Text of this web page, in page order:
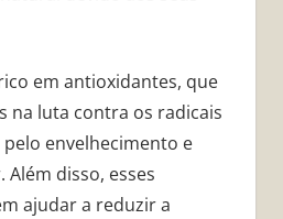
em antioxidantes, que
na luta contra os radicais
envelhecimento e
Além disso, esses
ajudar a reduzir a